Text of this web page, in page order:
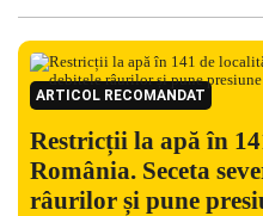
ARTICOL RECOMANDAT
Restricții la apă în
România. Seceta
râurilor și pune